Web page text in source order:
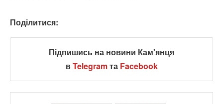
Поділитися:
Підпишись на новини Кам'янця
вTelegramта Facebook